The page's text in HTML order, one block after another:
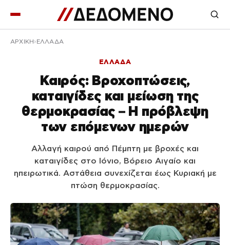
ΑΡΧΙΚΉ ΕΛΛΑΔΑ
ΕΛΛΑΔΑ
Καιρός: Βροχοπτώσεις,
καταιγίδες και μείωση της
θερμοκρασίας – Η πρόβλεψη
των επόμενων ημερών
Αλλαγή καιρού από Πέμπτη με βροχές και
καταιγίδες στο Ιόνιο, Βόρειο Αιγαίο και
ηπειρωτικά. Αστάθεια συνεχίζεται έως Κυριακή με
πτώση θερμοκρασίας.